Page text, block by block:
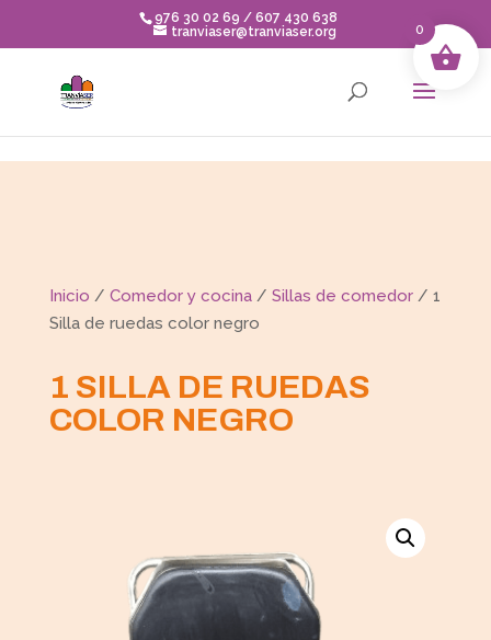
976 30 02 69 / 607 430 638
tranviaser@tranviaser.org
Inicio / Comedor y cocina/ Sillas de comedor/ 1
Silla de ruedas color negro
1 SILLA DE RUEDAS
COLOR NEGRO
0